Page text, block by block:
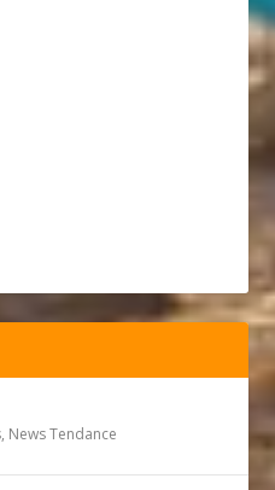
, News Tendance